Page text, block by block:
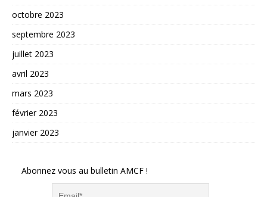
octobre 2023
septembre 2023
juillet 2023
avril 2023
mars 2023
février 2023
janvier 2023
Abonnez vous au bulletin AMCF !